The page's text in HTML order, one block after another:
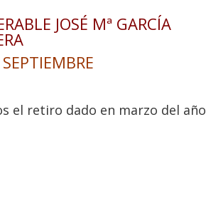
JOSÉ Mª GARCÍA
el retiro dado en marzo del año